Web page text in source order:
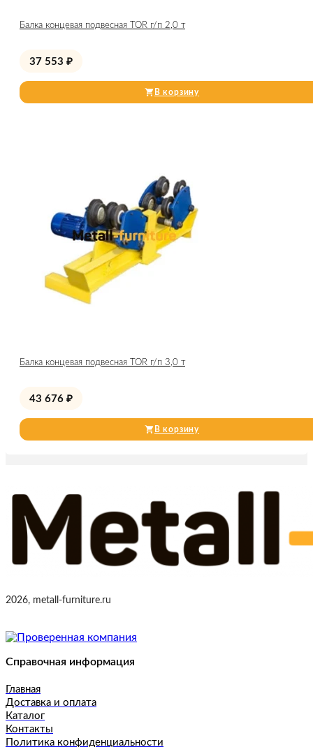
Балка концевая подвесная TOR г/п 2,0 т
37 553 ₽
В корзину
Балка концевая подвесная TOR г/п 3,0 т
43 676 ₽
В корзину
2026, metall-furniture.ru
Справочная информация
Главная
Доставка и оплата
Каталог
Контакты
Политика конфиденциальности